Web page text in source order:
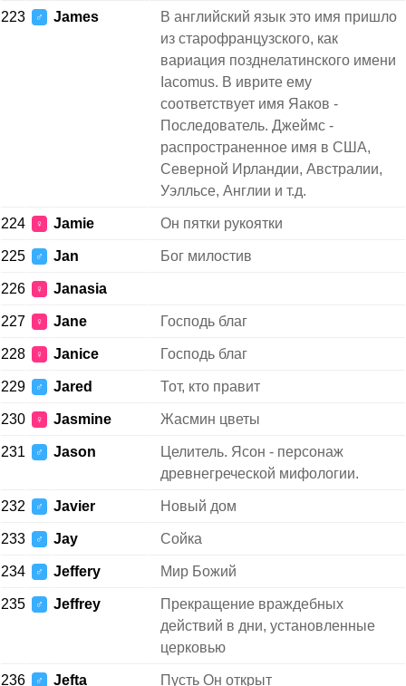
223 ♂ James
В английский язык это имя пришло
из старофранцузского, как
вариация позднелатинского имени
Iacomus. В иврите ему
соответствует имя Яаков -
Последователь. Джеймс -
распространенное имя в США,
Северной Ирландии, Австралии,
Уэлльсе, Англии и т.д.
224 ♀ Jamie Он пятки рукоятки
225 ♂ Jan Бог милостив
226 ♀ Janasia
227 ♀ Jane Господь благ
228 ♀ Janice Господь благ
229 ♂ Jared Тот, кто правит
230 ♀ Jasmine Жасмин цветы
231 ♂ Jason
Целитель. Ясон - персонаж
древнегреческой мифологии.
232 ♂ Javier Новый дом
233 ♂ Jay Сойка
234 ♂ Jeffery Мир Божий
235 ♂ Jeffrey
Прекращение враждебных
действий в дни, установленные
церковью
236 ♂ Jefta Пусть Он открыт